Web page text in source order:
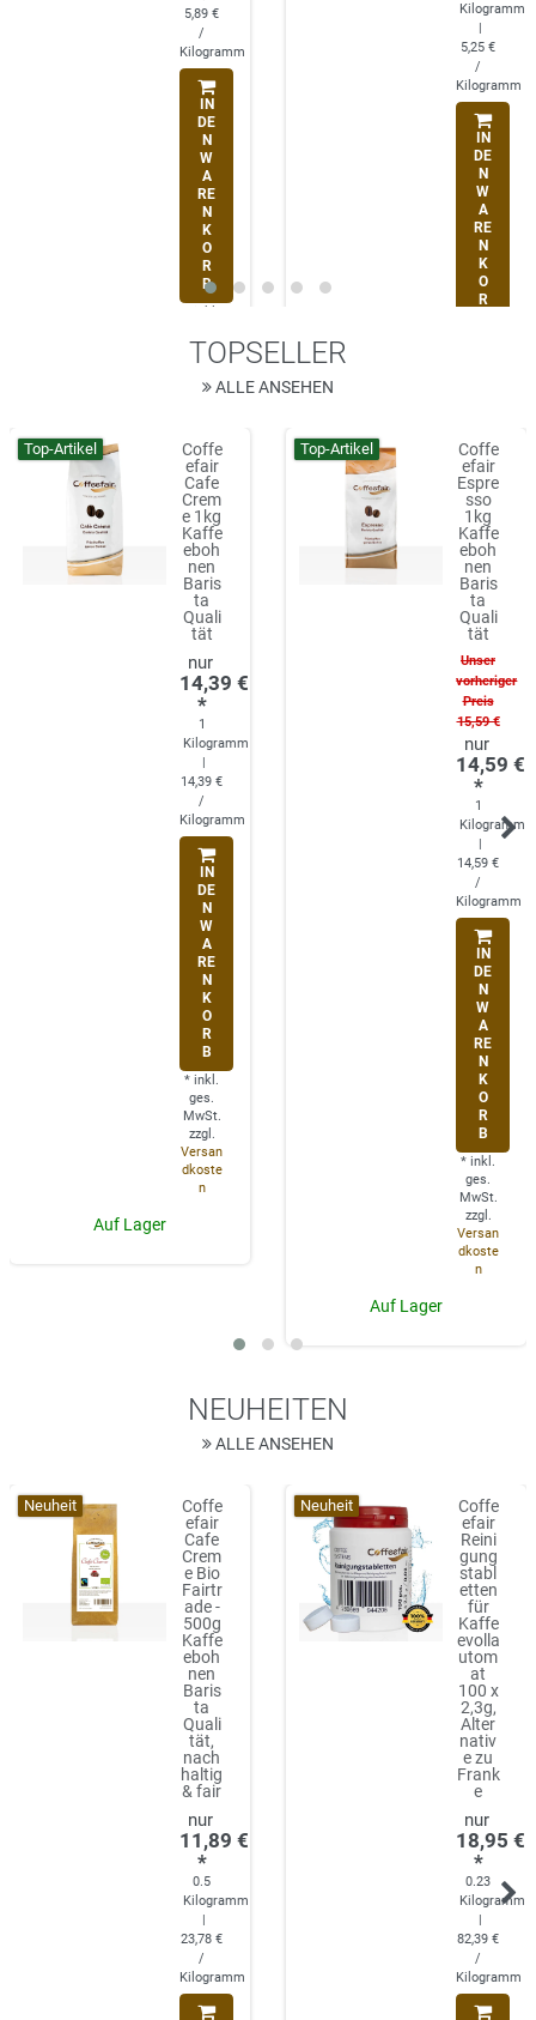
5,89 €
/
Kilogramm
IN
DE
N
W
A
RE
N
K
O
R
B
MwSt.
zzgl.
Versan
Auf Lager
Kilogramm
5,25 €
/
Kilogramm
IN
DE
N
W
A
RE
N
K
O
R
n
Auf Lager
TOPSELLER
ALLE ANSEHEN
Top-Artikel
Coffe
efair
Cafe
Crem
e 1kg
Kaffe
eboh
nen
Baris
ta
Quali
tät
14,39 €
*
1
Kilogramm
14,39 €
/
Kilogramm
IN
DE
N
W
A
RE
N
K
O
R
B
* inkl.
ges.
MwSt.
zzgl.
Versan
dkoste
n
Auf Lager
Top-Artikel
Coffe
efair
Espre
sso
1kg
Kaffe
eboh
nen
Baris
ta
Quali
tät
Unser
vorheriger
Preis
15,59 €
14,59 €
*
1
Kilogramm
14,59 €
/
Kilogramm
IN
DE
N
W
A
RE
N
K
O
R
B
* inkl.
ges.
MwSt.
zzgl.
Versan
dkoste
n
Auf Lager
NEUHEITEN
ALLE ANSEHEN
Neuheit
Coffe
efair
Cafe
Crem
e Bio
Fairtr
ade -
500g
Kaffe
eboh
nen
Baris
ta
Quali
tät,
nach
haltig
& fair
11,89 €
*
0.5
Kilogramm
23,78 €
/
Kilogramm
Neuheit
Coffe
efair
Reini
gung
stabl
etten
für
Kaffe
evolla
utom
at
100 x
2,3g,
Alter
nativ
e zu
Frank
e
18,95 €
*
0.23
Kilogramm
82,39 €
/
Kilogramm